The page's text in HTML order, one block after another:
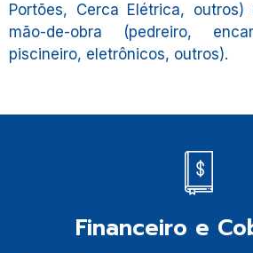
Portões, Cerca Elétrica,
mão-de-obra (pedreiro,
piscineiro, eletrônicos, outros).
Financeiro e